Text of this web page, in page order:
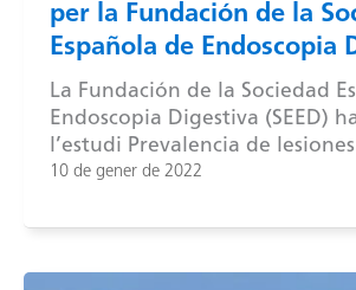
per la Fundación de la
Española de Endoscopia
La Fundación de la Sociedad
Endoscopia Digestiva (SEED)
l’estudi Prevalencia de
10 de gener de 2022